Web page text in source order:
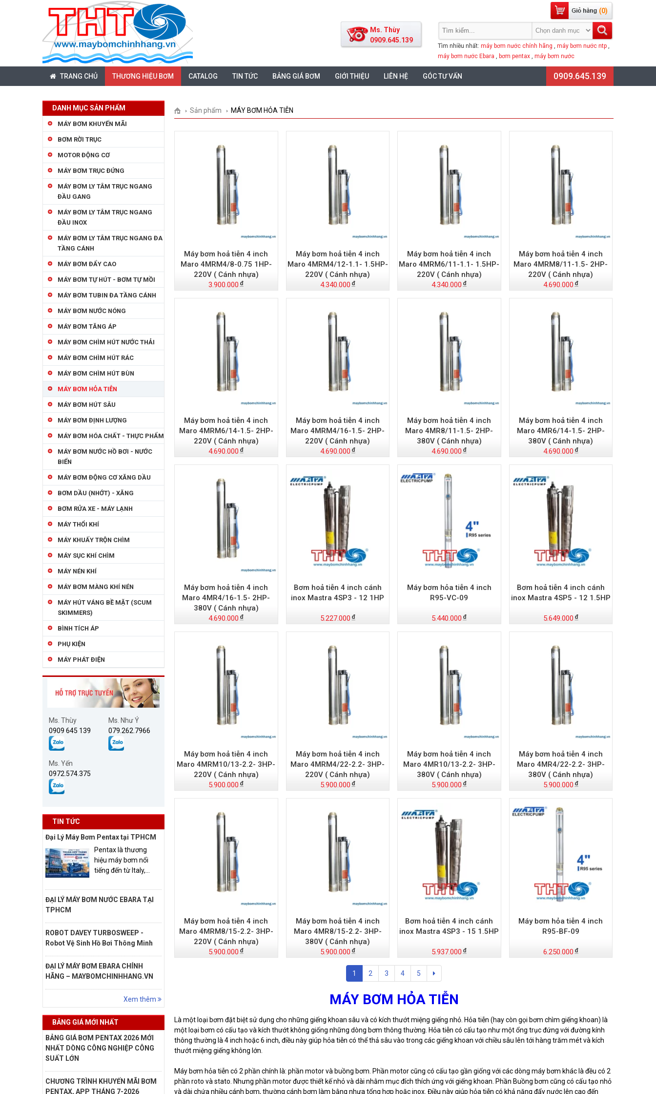
(0)
Tìm nhiều nhất: máy bơm nước chính hãng , máy bơm nước ntp ,
máy bơm nước Ebara , bơm pentax , máy bơm nước
Ms. Thùy
0909.645.139
TRANG CHỦ THƯƠNG HIỆU BƠM CATALOG TIN TỨC BẢNG GIÁ BƠM GIỚI THIỆU LIÊN HỆ GÓC TƯ VẤN 0909.645.139
DANH MỤC SẢN PHẨM
MÁY BƠM KHUYẾN MÃI
BƠM RỜI TRỤC
MOTOR ĐỘNG CƠ
MÁY BƠM TRỤC ĐỨNG
MÁY BƠM LY TÂM TRỤC NGANG
ĐẦU GANG
MÁY BƠM LY TÂM TRỤC NGANG
ĐẦU INOX
MÁY BƠM LY TÂM TRỤC NGANG ĐA
TẦNG CÁNH
MÁY BƠM ĐẨY CAO
MÁY BƠM TỰ HÚT - BƠM TỰ MỒI
MÁY BƠM TUBIN ĐA TẦNG CÁNH
MÁY BƠM NƯỚC NÓNG
MÁY BƠM TĂNG ÁP
MÁY BƠM CHÌM HÚT NƯỚC THẢI
MÁY BƠM CHÌM HÚT RÁC
MÁY BƠM CHÌM HÚT BÙN
MÁY BƠM HỎA TIỄN
MÁY BƠM HÚT SÂU
MÁY BƠM ĐỊNH LƯỢNG
MÁY BƠM HÓA CHẤT - THỰC PHẨM
MÁY BƠM NƯỚC HỒ BƠI - NƯỚC
BIỂN
MÁY BƠM ĐỘNG CƠ XĂNG DẦU
BƠM DẦU (NHỚT) - XĂNG
BƠM RỬA XE - MÁY LẠNH
MÁY THỔI KHÍ
MÁY KHUẤY TRỘN CHÌM
MÁY SỤC KHÍ CHÌM
MÁY NÉN KHÍ
MÁY BƠM MÀNG KHÍ NÉN
MÁY HÚT VÁNG BỀ MẶT (SCUM
SKIMMERS)
BÌNH TÍCH ÁP
PHỤ KIỆN
MÁY PHÁT ĐIỆN
Ms. Thùy
0909 645 139
Ms. Như Ý
079.262.7966
Ms. Yến
0972.574.375
TIN TỨC
Đại Lý Máy Bơm Pentax tại TPHCM
Pentax là thương
hiệu máy bơm nổi
tiếng đến từ Italy,...
ĐẠI LÝ MÁY BƠM NƯỚC EBARA TẠI
TPHCM
ROBOT DAVEY TURBOSWEEP -
Robot Vệ Sinh Hồ Bơi Thông Minh
ĐẠI LÝ MÁY BƠM EBARA CHÍNH
HÃNG – MAYBOMCHINHHANG.VN
Xem thêm
BẢNG GIÁ MỚI NHẤT
BẢNG GIÁ BƠM PENTAX 2026 MỚI
NHẤT DÒNG CÔNG NGHIỆP CÔNG
SUẤT LỚN
CHƯƠNG TRÌNH KHUYẾN MÃI BƠM
PENTAX, APP THÁNG 7-2026
Sản phẩm MÁY BƠM HỎA TIỄN
Máy bơm hoả tiễn 4 inch
Maro 4MRM4/8-0.75 1HP-
220V ( Cánh nhựa)
3.900.000
Máy bơm hoả tiễn 4 inch
Maro 4MRM4/12-1.1- 1.5HP-
220V ( Cánh nhựa)
4.340.000
Máy bơm hoả tiễn 4 inch
Maro 4MRM6/11-1.1- 1.5HP-
220V ( Cánh nhựa)
4.340.000
Máy bơm hoả tiễn 4 inch
Maro 4MRM8/11-1.5- 2HP-
220V ( Cánh nhựa)
4.690.000
Máy bơm hoả tiễn 4 inch
Maro 4MRM6/14-1.5- 2HP-
220V ( Cánh nhựa)
4.690.000
Máy bơm hoả tiễn 4 inch
Maro 4MRM4/16-1.5- 2HP-
220V ( Cánh nhựa)
4.690.000
Máy bơm hoả tiễn 4 inch
Maro 4MR8/11-1.5- 2HP-
380V ( Cánh nhựa)
4.690.000
Máy bơm hoả tiễn 4 inch
Maro 4MR6/14-1.5- 2HP-
380V ( Cánh nhựa)
4.690.000
Máy bơm hoả tiễn 4 inch
Maro 4MR4/16-1.5- 2HP-
380V ( Cánh nhựa)
4.690.000
Bơm hoả tiễn 4 inch cánh
inox Mastra 4SP3 - 12 1HP
5.227.000
Máy bơm hỏa tiễn 4 inch
R95-VC-09
5.440.000
Bơm hoả tiễn 4 inch cánh
inox Mastra 4SP5 - 12 1.5HP
5.649.000
Máy bơm hoả tiễn 4 inch
Maro 4MRM10/13-2.2- 3HP-
220V ( Cánh nhựa)
5.900.000
Máy bơm hoả tiễn 4 inch
Maro 4MRM4/22-2.2- 3HP-
220V ( Cánh nhựa)
5.900.000
Máy bơm hoả tiễn 4 inch
Maro 4MR10/13-2.2- 3HP-
380V ( Cánh nhựa)
5.900.000
Máy bơm hoả tiễn 4 inch
Maro 4MR4/22-2.2- 3HP-
380V ( Cánh nhựa)
5.900.000
Máy bơm hoả tiễn 4 inch
Maro 4MRM8/15-2.2- 3HP-
220V ( Cánh nhựa)
5.900.000
Máy bơm hoả tiễn 4 inch
Maro 4MR8/15-2.2- 3HP-
380V ( Cánh nhựa)
5.900.000
Bơm hoả tiễn 4 inch cánh
inox Mastra 4SP3 - 15 1.5HP
5.937.000
Máy bơm hỏa tiễn 4 inch
R95-BF-09
6.250.000
1 2 3 4 5
MÁY BƠM HỎA TIỄN
Là một loại bơm đặt biệt sử dụng cho những giếng khoan sâu và có kích thướt miệng giếng nhỏ. Hỏa tiễn (hay còn gọi bơm chìm giếng khoan) là
một loại bơm có cấu tạo và kích thướt không giống những dòng bơm thông thường. Hỏa tiễn có cấu tạo như một ổng trục đứng với đường kính
thông thường là 4 inch hoặc 6 inch, điều này giúp hỏa tiễn có thể thả sâu vào trong các giếng khoan với chiều sâu lên tới hàng trăm mét và kích
thướt miệng giếng không lớn.
Máy bơm hỏa tiễn có 2 phần chính là: phần motor và buồng bơm. Phần motor cũng có cấu tạo gần giống với các dòng máy bơm khác là đều có 2
phần roto và stato. Nhưng phần motor được thiết kế nhỏ và dài nhằm mục đích thích ứng với giếng khoan. Phần Buồng bơm cũng có cấu tạo nhỏ
và dài chứa nhiều cánh bơm, thường cánh bơm làm bằng nhựa tổng hợp hoặc inox. Điều này giúp hỏa tiễn có khả năng đẩy nước lên cao đến